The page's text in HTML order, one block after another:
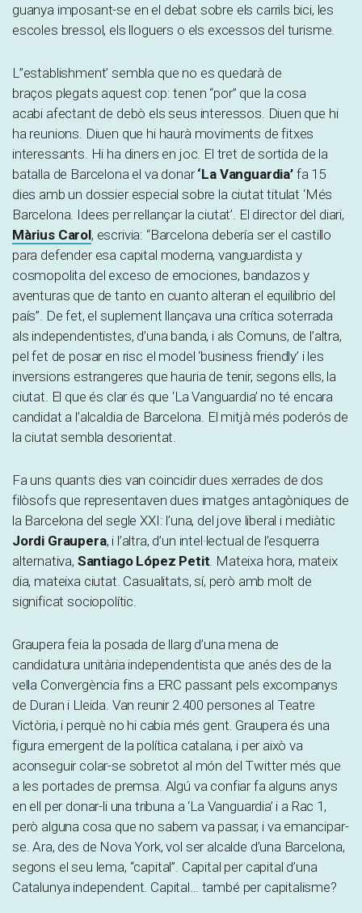
guanya imposant-se en el debat sobre els carrils bici, les
escoles bressol, els lloguers o els excessos del turisme.
L”establishment’ sembla que no es quedarà de
braços plegats aquest cop: tenen “por” que la cosa
acabi afectant de debò els seus interessos. Diuen que hi
ha reunions. Diuen que hi haurà moviments de fitxes
interessants. Hi ha diners en joc. El tret de sortida de la
batalla de Barcelona el va donar‘La Vanguardia’fa 15
dies amb un dossier especial sobre la ciutat titulat ‘Més
Barcelona. Idees per rellançar la ciutat’. El director del diari,
Màrius Carol, escrivia: “Barcelona debería ser el castillo
para defender esa capital moderna, vanguardista y
cosmopolita del exceso de emociones, bandazos y
aventuras que de tanto en cuanto alteran el equilibrio del
país”. De fet, el suplement llançava una crítica soterrada
als independentistes, d’una banda, i als Comuns, de l’altra,
pel fet de posar en risc el model ‘business friendly’ i les
inversions estrangeres que hauria de tenir, segons ells, la
ciutat. El que és clar és que ‘La Vanguardia’ no té encara
candidat a l’alcaldia de Barcelona. El mitjà més poderós de
la ciutat sembla desorientat.
Fa uns quants dies van coincidir dues xerrades de dos
filòsofs que representaven dues imatges antagòniques de
la Barcelona del segle XXI: l’una, del jove liberal i mediàtic
Jordi Graupera, i l’altra, d’un intel·lectual de l’esquerra
alternativa, Santiago López Petit . Mateixa hora, mateix
dia, mateixa ciutat. Casualitats, sí, però amb molt de
significat sociopolític.
Graupera feia la posada de llarg d’una mena de
candidatura unitària independentista que anés des de la
vella Convergència fins a ERC passant pels excompanys
de Duran i Lleida. Van reunir 2.400 persones al Teatre
Victòria, i perquè no hi cabia més gent. Graupera és una
figura emergent de la política catalana, i per això va
aconseguir colar-se sobretot al món del Twitter més que
a les portades de premsa. Algú va confiar fa alguns anys
en ell per donar-li una tribuna a ‘La Vanguardia’ i a Rac 1,
però alguna cosa que no sabem va passar, i va emancipar-
se. Ara, des de Nova York, vol ser alcalde d’una Barcelona,
segons el seu lema, “capital”. Capital per capital d’una
Catalunya independent. Capital… també per capitalisme?